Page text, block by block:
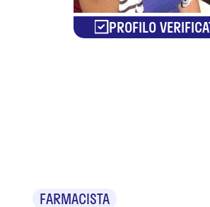
PROFILO
FARMACISTA